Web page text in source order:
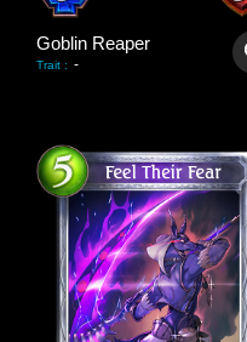
Goblin Reaper
Trait : -